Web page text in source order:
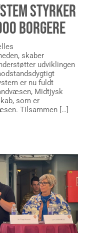
STYRKER
BORGERE
skaber
udviklingen
er nu fuldt
Midtjysk
som er
Tilsammen […]